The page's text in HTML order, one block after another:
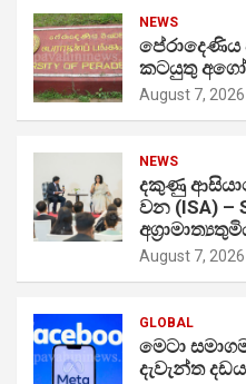
NEWS
පේරාදෙණිය
කටයුතු
August 7, 2026
NEWS
දකුණු
වන (ISA) –
August 7, 2026
GLOBAL
මෙටා
දැවැන්ත